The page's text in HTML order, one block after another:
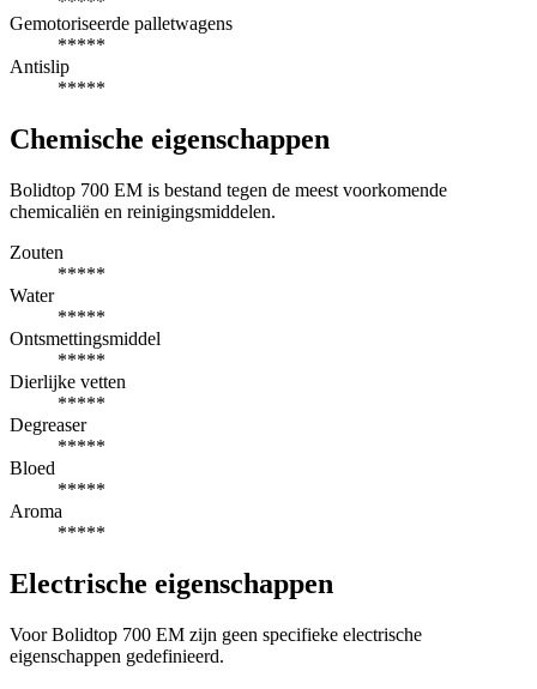
Gemotoriseerde palletwagens
*****
Antislip
*****
Chemische eigenschappen
Bolidtop 700 EM is bestand tegen de meest voorkomende
chemicaliën en reinigingsmiddelen.
Zouten
*****
Water
*****
Ontsmettingsmiddel
*****
Dierlijke vetten
*****
Degreaser
*****
Bloed
*****
Aroma
*****
Electrische eigenschappen
Voor Bolidtop 700 EM zijn geen specifieke electrische
eigenschappen gedefinieerd.